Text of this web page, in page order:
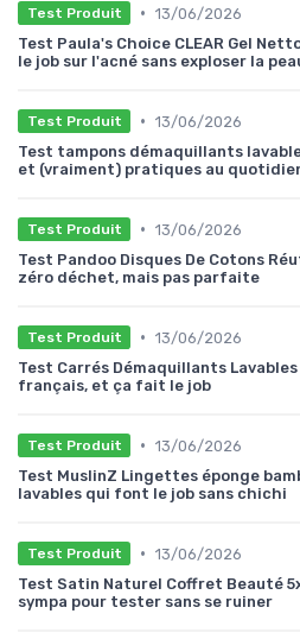
Test Produit • 13/06/2026
Test Paula's Choice CLEAR Gel
le job sur l'acné sans exploser la
Test Produit • 13/06/2026
Test tampons démaquillants
et (vraiment) pratiques au
Test Produit • 13/06/2026
Test Pandoo Disques De Cotons
zéro déchet, mais pas parfaite
Test Produit • 13/06/2026
Test Carrés Démaquillants
français, et ça fait le job
Test Produit • 13/06/2026
Test MuslinZ Lingettes éponge
lavables qui font le job sans chichi
Test Produit • 13/06/2026
Test Satin Naturel Coffret Beauté
sympa pour tester sans se ruiner